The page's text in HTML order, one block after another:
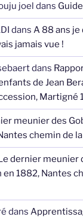
joel dans
dans A 88 ans je
jamais vue !
dans
de Jean
Martigné
meunier des
chemin de
dernier meunier
1882, Nantes
dans